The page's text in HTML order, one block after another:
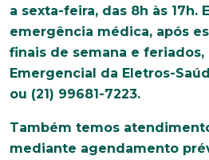
a sexta-feira, das 8h às 17h.
emergência médica, após
finais de semana e
Emergencial da Eletros-
ou (21) 99681-7223.
Também temos
mediante agendamento